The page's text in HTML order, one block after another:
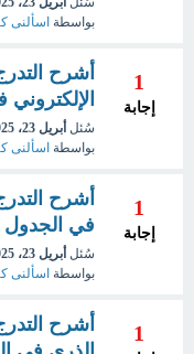
بواسطة اسألنى
1
إجابة
أشرح
سُئل أبريل 23، 2025
بواسطة اسألنى
1
إجابة
أشرح
في الجدول
سُئل أبريل 23، 2025
بواسطة اسألنى
1
أشرح